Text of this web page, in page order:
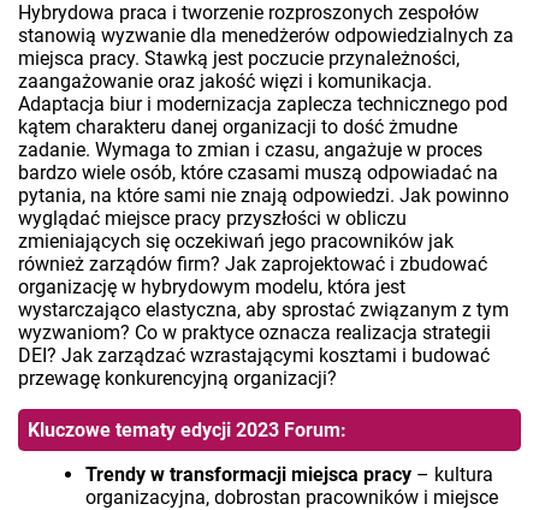
Hybrydowa praca i tworzenie rozproszonych zespołów
stanowią wyzwanie dla menedżerów odpowiedzialnych za
miejsca pracy. Stawką jest poczucie przynależności,
zaangażowanie oraz jakość więzi i komunikacja.
Adaptacja biur i modernizacja zaplecza technicznego pod
kątem charakteru danej organizacji to dość żmudne
zadanie. Wymaga to zmian i czasu, angażuje w proces
bardzo wiele osób, które czasami muszą odpowiadać na
pytania, na które sami nie znają odpowiedzi. Jak powinno
wyglądać miejsce pracy przyszłości w obliczu
zmieniających się oczekiwań jego pracowników jak
również zarządów firm? Jak zaprojektować i zbudować
organizację w hybrydowym modelu, która jest
wystarczająco elastyczna, aby sprostać związanym z tym
wyzwaniom? Co w praktyce oznacza realizacja strategii
DEI? Jak zarządzać wzrastającymi kosztami i budować
przewagę konkurencyjną organizacji?
Kluczowe tematy edycji 2023 Forum:
Trendy w transformacji miejsca pracy – kultura
organizacyjna, dobrostan pracowników i miejsce